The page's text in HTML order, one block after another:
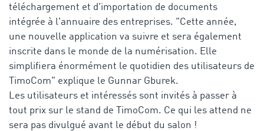
téléchargement et d'importation de documents
intégrée à l'annuaire des entreprises. "Cette année,
une nouvelle application va suivre et sera également
inscrite dans le monde de la numérisation. Elle
simplifiera énormément le quotidien des utilisateurs de
TimoCom" explique le Gunnar Gburek.
Les utilisateurs et intéressés sont invités à passer à
tout prix sur le stand de TimoCom. Ce qui les attend ne
sera pas divulgué avant le début du salon !